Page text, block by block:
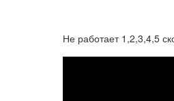
Не работает 1,2,3,4,5